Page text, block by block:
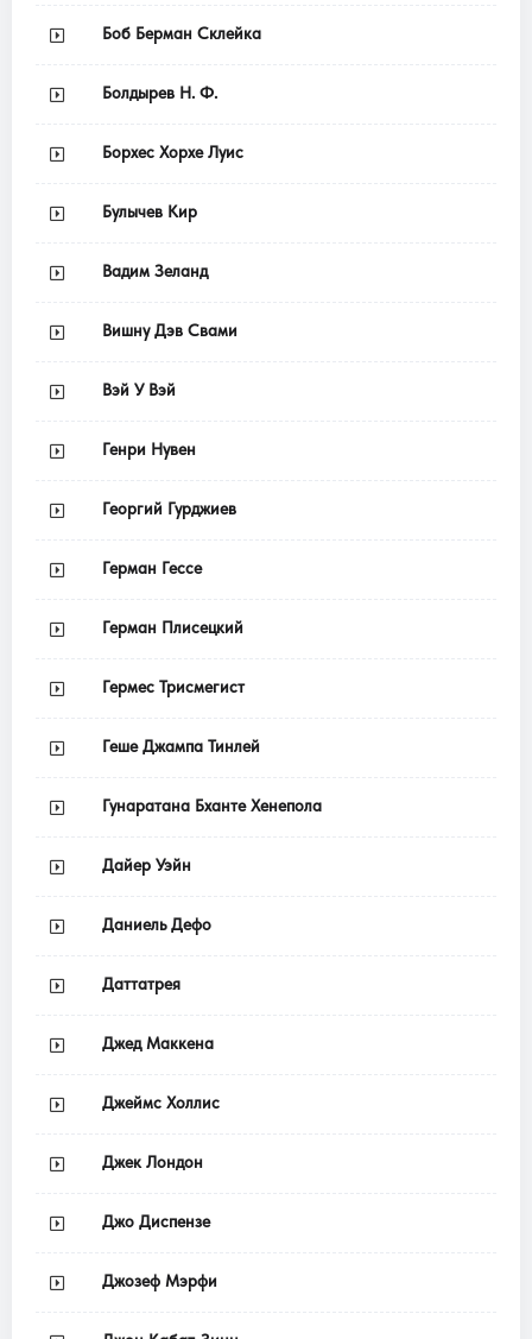
Боб Берман Склейка
Болдырев Н. Ф.
Борхес Хорхе Луис
Булычев Кир
Вадим Зеланд
Вишну Дэв Свами
Вэй У Вэй
Генри Нувен
Георгий Гурджиев
Герман Гессе
Герман Плисецкий
Гермес Трисмегист
Геше Джампа Тинлей
Гунаратана Бханте Хенепола
Дайер Уэйн
Даниель Дефо
Даттатрея
Джед Маккена
Джеймс Холлис
Джек Лондон
Джо Диспензе
Джозеф Мэрфи